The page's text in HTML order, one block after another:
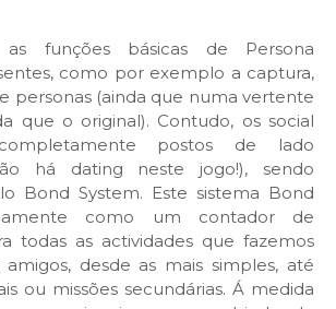
as funções básicas de Persona
como por exemplo a captura,
personas (ainda que numa vertente
que o original). Contudo, os social
postos de lado
há dating neste jogo!), sendo
Bond System. Este sistema Bond
como um contador de
todas as actividades que fazemos
desde as mais simples, até
ou missões secundárias. Á medida